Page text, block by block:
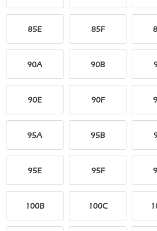
85E 85F
90A 90B
90E 90F
95A 95B
95E 95F
100B 100C